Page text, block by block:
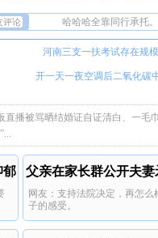
评论 哈哈哈全靠同行承托。
刷到了，这个老板和
说既然流量给了那肯
家无三无私生子不怕。
这个热度能让他蹭上
胯了。
哈哈哈全靠同行承托。
说既然流量给了那肯
家无三无私生子不怕。
这个热度能让他蹭上
胯了。
河南三支一扶考试存在规
开一天一夜空调后二氧化碳
直播被骂晒结婚证自证清白、一
郁 父亲在家长群公开夫
网友：支持法院决定，再怎么
子的感受。